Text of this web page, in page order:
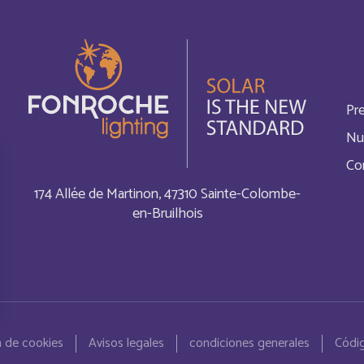
174 Allée de Martinon, 47310 Sainte-Colombe-
en-Bruilhois
de cookies
Avisos legales condiciones generales
Inglés Bulgaria
Français Burundi
Inglés Cambodia
Inglés Cayman Islands
Inglés China